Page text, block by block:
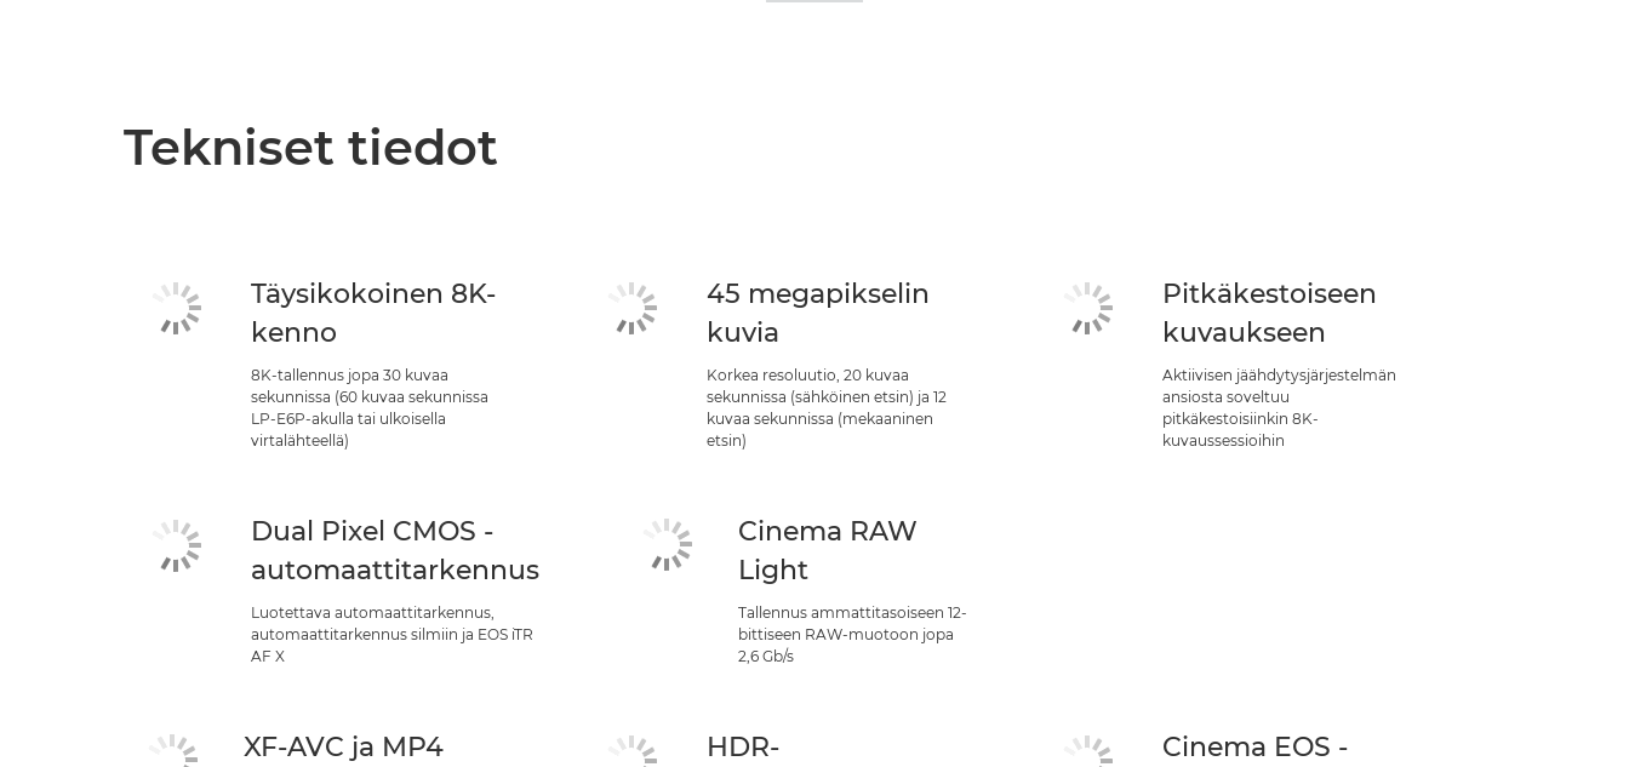
Tekniset tiedot
Täysikokoinen 8K-
kenno
8K-tallennus jopa 30 kuvaa
sekunnissa (60 kuvaa sekunnissa
LP-E6P-akulla tai ulkoisella
virtalähteellä)
45 megapikselin
kuvia
Korkea resoluutio, 20 kuvaa
sekunnissa (sähköinen etsin) ja 12
kuvaa sekunnissa (mekaaninen
etsin)
Pitkäkestoiseen
kuvaukseen
Aktiivisen jäähdytysjärjestelmän
ansiosta soveltuu
pitkäkestoisiinkin 8K-
kuvaussessioihin
Dual Pixel CMOS -
automaattitarkennus
Luotettava automaattitarkennus,
automaattitarkennus silmiin ja EOS iTR
AF X
Cinema RAW
Light
Tallennus ammattitasoiseen 12-
bittiseen RAW-muotoon jopa
2,6 Gb/s
XF-AVC ja MP4
HDR-
Cinema EOS -